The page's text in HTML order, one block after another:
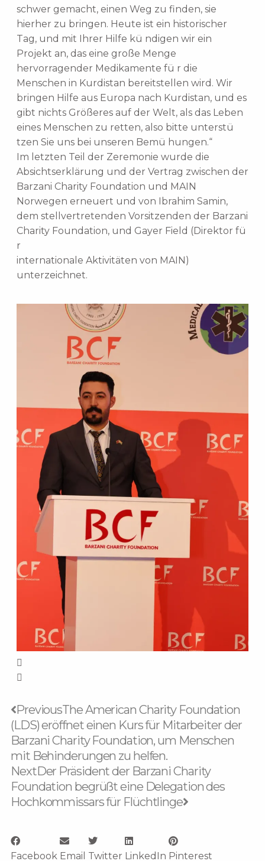
schwer gemacht, einen Weg zu finden, sie
hierher zu bringen. Heute ist ein historischer
Tag, und mit Ihrer Hilfe kü ndigen wir ein
Projekt an, das eine große Menge
hervorragender Medikamente fü r die
Menschen in Kurdistan bereitstellen wird. Wir
bringen Hilfe aus Europa nach Kurdistan, und es
gibt nichts Größeres auf der Welt, als das Leben
eines Menschen zu retten, also bitte unterstü
tzen Sie uns bei unseren Bemü hungen.“
Im letzten Teil der Zeremonie wurde die
Absichtserklärung und der Vertrag zwischen der
Barzani Charity Foundation und MAIN
Norwegen erneuert und von Ibrahim Samin,
dem stellvertretenden Vorsitzenden der Barzani
Charity Foundation, und Gayer Field (Direktor fü
r
internationale Aktivitäten von MAIN)
unterzeichnet.
Zurück
PreviousThe American Charity Foundation
(LDS) eröffnet einen Kurs für Mitarbeiter der
Barzani Charity Foundation, um Menschen
mit Behinderungen zu helfen.
NextDer Präsident der Barzani Charity
Foundation begrüßt eine Delegation des
Hochkommissars für Flüchtlinge
Nächster
Facebook Email Twitter LinkedIn Pinterest